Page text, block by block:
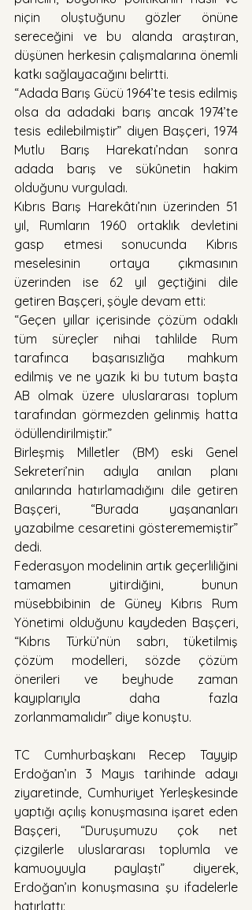
niçin oluştuğunu gözler önüne
sereceğini ve bu alanda araştıran,
düşünen herkesin çalışmalarına önemli
katkı sağlayacağını belirtti.
“Adada Barış Gücü 1964’te tesis edilmiş
olsa da adadaki barış ancak 1974’te
tesis edilebilmiştir” diyen Başçeri, 1974
Mutlu Barış Harekatı’ndan sonra
adada barış ve sükûnetin hakim
olduğunu vurguladı.
Kıbrıs Barış Harekâtı’nın üzerinden 51
yıl, Rumların 1960 ortaklık devletini
gasp etmesi sonucunda Kıbrıs
meselesinin ortaya çıkmasının
üzerinden ise 62 yıl geçtiğini dile
getiren Başçeri, şöyle devam etti:
“Geçen yıllar içerisinde çözüm odaklı
tüm süreçler nihai tahlilde Rum
tarafınca başarısızlığa mahkum
edilmiş ve ne yazık ki bu tutum başta
AB olmak üzere uluslararası toplum
tarafından görmezden gelinmiş hatta
ödüllendirilmiştir.”
Birleşmiş Milletler (BM) eski Genel
Sekreteri’nin adıyla anılan planı
anılarında hatırlamadığını dile getiren
Başçeri, “Burada yaşananları
yazabilme cesaretini gösterememiştir”
dedi.
Federasyon modelinin artık geçerliliğini
tamamen yitirdiğini, bunun
müsebbibinin de Güney Kıbrıs Rum
Yönetimi olduğunu kaydeden Başçeri,
“Kıbrıs Türkü’nün sabrı, tüketilmiş
çözüm modelleri, sözde çözüm
önerileri ve beyhude zaman
kayıplarıyla daha fazla
zorlanmamalıdır” diye konuştu.
TC Cumhurbaşkanı Recep Tayyip
Erdoğan’ın 3 Mayıs tarihinde adayı
ziyaretinde, Cumhuriyet Yerleşkesinde
yaptığı açılış konuşmasına işaret eden
Başçeri, “Duruşumuzu çok net
çizgilerle uluslararası toplumla ve
kamuoyuyla paylaştı” diyerek,
Erdoğan’ın konuşmasına şu ifadelerle
hatırlattı: